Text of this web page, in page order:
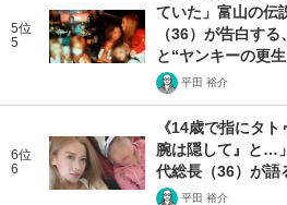
5位
5
ていた」富山の伝
（36）が告白す
と“ヤンキーの更生
平田 裕介
6位
6
《14歳で指にタ
腕は隠して』と…
代総長（36）が語
平田 裕介